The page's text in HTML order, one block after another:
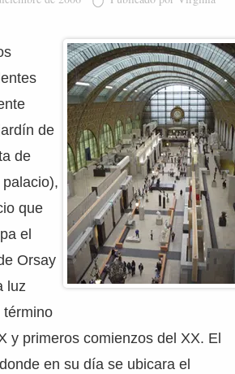
de
de
que
el
Orsay
luz
término
y primeros comienzos del XX. El
en su día se ubicara el